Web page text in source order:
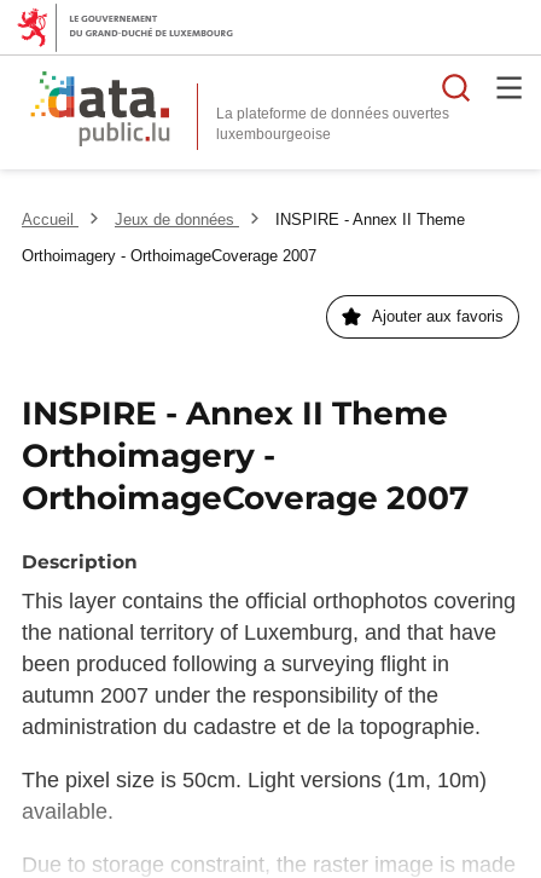
La plateforme de données ouvertes
Accueil Jeux de données
INSPIRE - Annex II Theme
Orthoimagery - OrthoimageCoverage 2007
Ajouter aux favoris
INSPIRE - Annex II Theme
Orthoimagery -
OrthoimageCoverage 2007
Description
This layer contains the official orthophotos covering
the national territory of Luxemburg, and that have
been produced following a surveying flight in
autumn 2007 under the responsibility of the
administration du cadastre et de la topographie.
The pixel size is 50cm. Light versions (1m, 10m)
available.
Due to storage constraint, the raster image is made